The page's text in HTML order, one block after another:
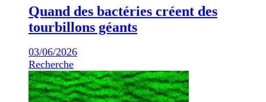
Quand des bactéries créent des
tourbillons géants
03/06/2026
Recherche